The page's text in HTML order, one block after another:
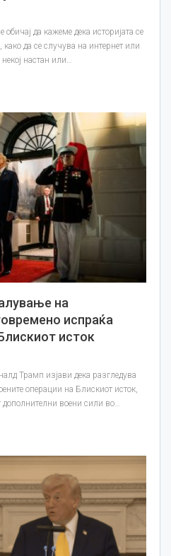
да кажеме дека историјата се
да се случува на интернет или
настан или…
на
испраќа
исток
Трамп изјави дека разгледува
операции на Блискиот исток,
воени сили во…